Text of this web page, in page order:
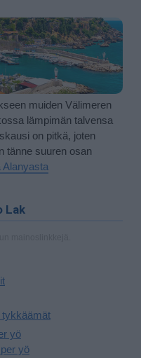
muiden Välimeren
lämpimän talvensa
on pitkä, joten
tänne suuren osan
Alanyasta
Lak
tykkäämät
yö
yö